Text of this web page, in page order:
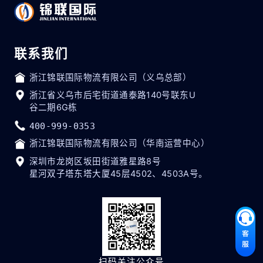
联系我们
浙江锦联国际物流有限公司（义乌总部）
浙江省义乌市后宅街道通泰路140号联东U
谷二期6G栋
400-999-0353
浙江锦联国际物流有限公司（华南运营中心）
深圳市龙岗区坂田街道雅星路8号
星河双子塔东塔大厦45层4502、4503A号。